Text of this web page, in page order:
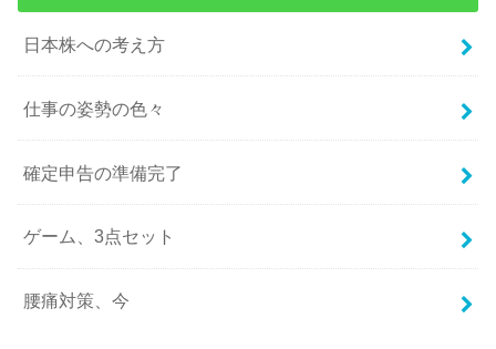
日本株への考え方
仕事の姿勢の色々
確定申告の準備完了
ゲーム、3点セット
腰痛対策、今